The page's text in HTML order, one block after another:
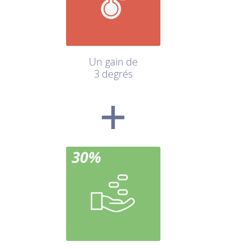
Un gain de
3 degrés